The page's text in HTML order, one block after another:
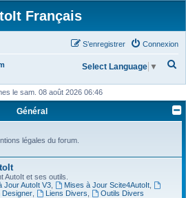
Français
Connexion
S’enregistrer
h
Select Language ▼
le sam. 08 août 2026 06:46
Général
légales du forum.
AutoIt et ses outils.
Jour AutoIt V3, Mises à Jour Scite4AutoIt,
Designer
Liens Divers
Outils Divers